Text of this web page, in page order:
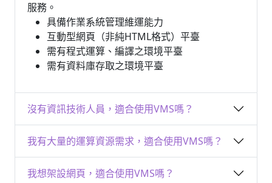
服務。
具備作業系統管理維運能力
互動型網頁（非純HTML格式）平臺
需有程式運算、編譯之環境平臺
需有資料庫存取之環境平臺
沒有資訊技術人員，適合使用VMS嗎？
我有大量的運算資源需求，適合使用VMS嗎？
我想架設網頁，適合使用VMS嗎？